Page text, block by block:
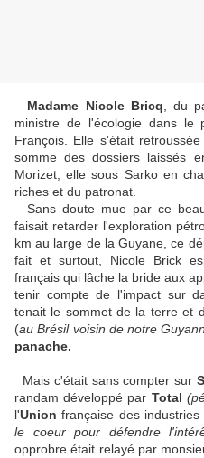
Madame Nicole Bricq , du
ministre de l'écologie dans le
François. Elle s'était
somme des dossiers laissés
Morizet, elle sous Sarko en
riches et du patronat.
Sans doute mue par ce
faisait retarder l'exploration
km au large de la Guyane, ce
fait et surtout, Nicole Brick
français qui lâche la bride aux
tenir compte de l'impact sur
tenait le sommet de la terre et
(au Brésil voisin de notre
panache.
Mais c'était sans compter sur
randam développé par Total
l'Union française des
le coeur pour défendre
opprobre était relayé par